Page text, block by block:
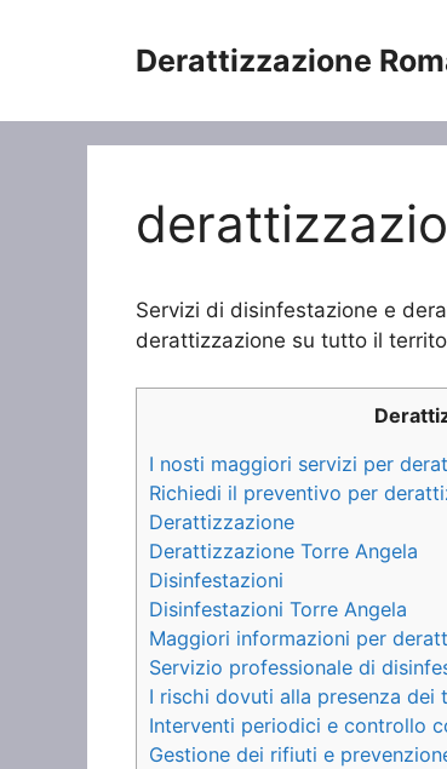
Derattizzazione
Servizi di disinfestazione e
derattizzazione su tutto il
I nosti maggiori servizi per
Richiedi il preventivo per
Derattizzazione
Derattizzazione Torre Angela
Disinfestazioni
Disinfestazioni Torre Angela
Maggiori informazioni per
Servizio professionale di
I rischi dovuti alla presenza dei
Interventi periodici e controllo
Gestione dei rifiuti e